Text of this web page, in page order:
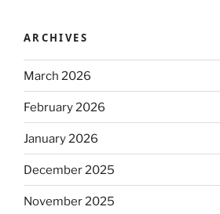
ARCHIVES
March 2026
February 2026
January 2026
December 2025
November 2025